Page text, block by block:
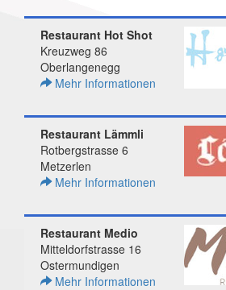
Restaurant Hot Shot
Kreuzweg 86
Oberlangenegg
Mehr Informationen
Restaurant Lämmli
Rotbergstrasse 6
Metzerlen
Mehr Informationen
Restaurant Medio
Mitteldorfstrasse 16
Ostermundigen
Mehr Informationen